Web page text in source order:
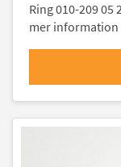
Ring 010-209
mer information